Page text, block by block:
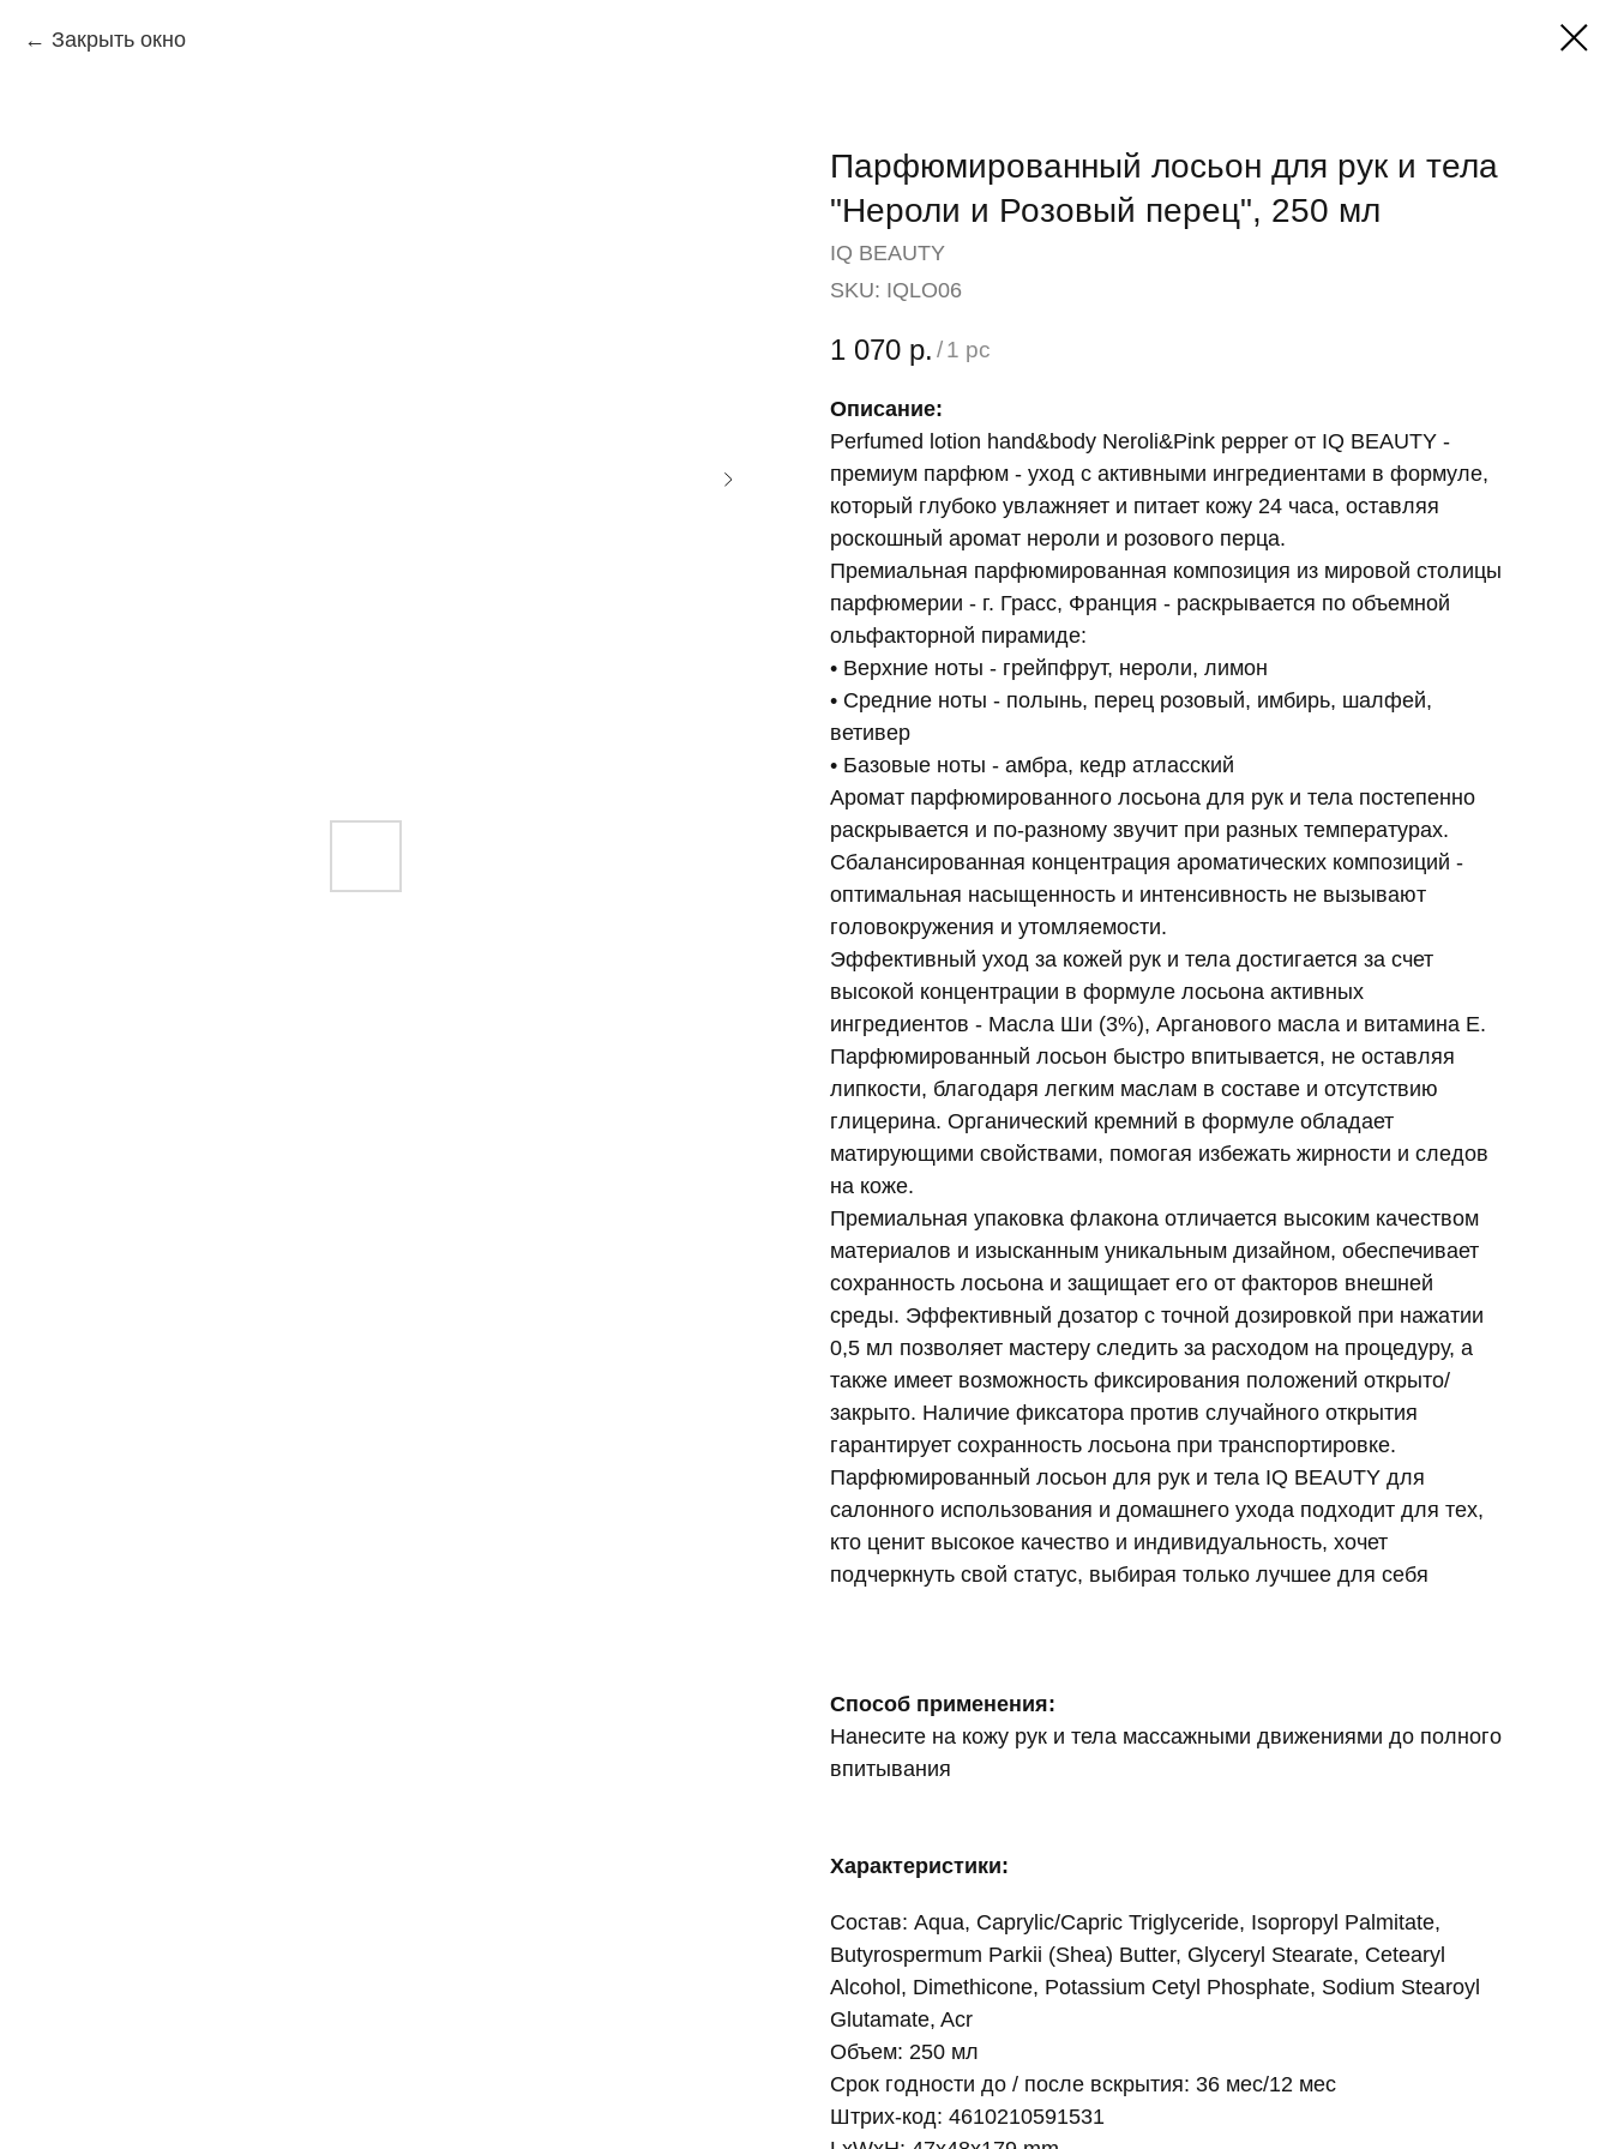
Закрыть окно
Парфюмированный лосьон для рук и тела
"Нероли и Розовый перец", 250 мл
IQ BEAUTY
SKU: IQLO06
1 070 р. /1 pc
Описание:
Perfumed lotion hand&body Neroli&Pink pepper от IQ BEAUTY -
премиум парфюм - уход с активными ингредиентами в формуле,
который глубоко увлажняет и питает кожу 24 часа, оставляя
роскошный аромат нероли и розового перца.
Премиальная парфюмированная композиция из мировой столицы
парфюмерии - г. Грасс, Франция - раскрывается по объемной
ольфакторной пирамиде:
• Верхние ноты - грейпфрут, нероли, лимон
• Средние ноты - полынь, перец розовый, имбирь, шалфей,
ветивер
• Базовые ноты - амбра, кедр атласский
Аромат парфюмированного лосьона для рук и тела постепенно
раскрывается и по-разному звучит при разных температурах.
Сбалансированная концентрация ароматических композиций -
оптимальная насыщенность и интенсивность не вызывают
головокружения и утомляемости.
Эффективный уход за кожей рук и тела достигается за счет
высокой концентрации в формуле лосьона активных
ингредиентов - Масла Ши (3%), Арганового масла и витамина Е.
Парфюмированный лосьон быстро впитывается, не оставляя
липкости, благодаря легким маслам в составе и отсутствию
глицерина. Органический кремний в формуле обладает
матирующими свойствами, помогая избежать жирности и следов
на коже.
Премиальная упаковка флакона отличается высоким качеством
материалов и изысканным уникальным дизайном, обеспечивает
сохранность лосьона и защищает его от факторов внешней
среды. Эффективный дозатор с точной дозировкой при нажатии
0,5 мл позволяет мастеру следить за расходом на процедуру, а
также имеет возможность фиксирования положений открыто/
закрыто. Наличие фиксатора против случайного открытия
гарантирует сохранность лосьона при транспортировке.
Парфюмированный лосьон для рук и тела IQ BEAUTY для
салонного использования и домашнего ухода подходит для тех,
кто ценит высокое качество и индивидуальность, хочет
подчеркнуть свой статус, выбирая только лучшее для себя
Способ применения:
Нанесите на кожу рук и тела массажными движениями до полного
впитывания
Характеристики:
Состав: Aqua, Caprylic/Capric Triglyceride, Isopropyl Palmitate,
Butyrospermum Parkii (Shea) Butter, Glyceryl Stearate, Cetearyl
Alcohol, Dimethicone, Potassium Cetyl Phosphate, Sodium Stearoyl
Glutamate, Acr
Объем: 250 мл
Срок годности до / после вскрытия: 36 мес/12 мес
Штрих-код: 4610210591531